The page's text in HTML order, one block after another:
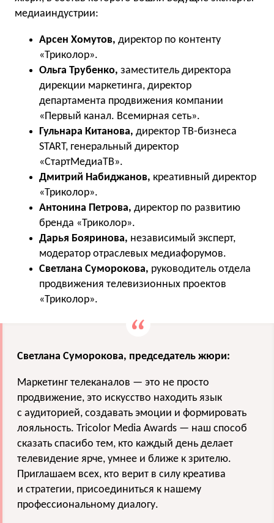
медиаиндустрии:
Арсен Хомутов, директор по контенту
«Триколор».
Ольга Трубенко, заместитель директора
дирекции маркетинга, директор
департамента продвижения компании
«Первый канал. Всемирная сеть».
Гульнара Китанова, директор ТВ-бизнеса
START, генеральный директор
«СтартМедиаТВ».
Дмитрий Набиджанов, креативный директор
«Триколор».
Антонина Петрова, директор по развитию
бренда «Триколор».
Дарья Бояринова, независимый эксперт,
модератор отраслевых медиафорумов.
Светлана Суморокова, руководитель отдела
продвижения телевизионных проектов
«Триколор».
Светлана Суморокова, председатель жюри:
Маркетинг телеканалов — это не просто
продвижение, это искусство находить язык
с аудиторией, создавать эмоции и формировать
лояльность. Tricolor Media Awards — наш способ
сказать спасибо тем, кто каждый день делает
телевидение ярче, умнее и ближе к зрителю.
Приглашаем всех, кто верит в силу креатива
и стратегии, присоединиться к нашему
профессиональному диалогу.